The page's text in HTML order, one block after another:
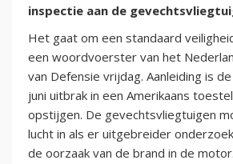
inspectie aan de
Het gaat om een standaard
een woordvoerster van het
van Defensie vrijdag. Aanleiding is
juni uitbrak in een Amerikaans
opstijgen. De gevechtsvliegtuigen
lucht in als er uitgebreider
de oorzaak van de brand in de motor.